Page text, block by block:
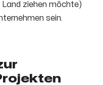
ziehen möchte)
sein.